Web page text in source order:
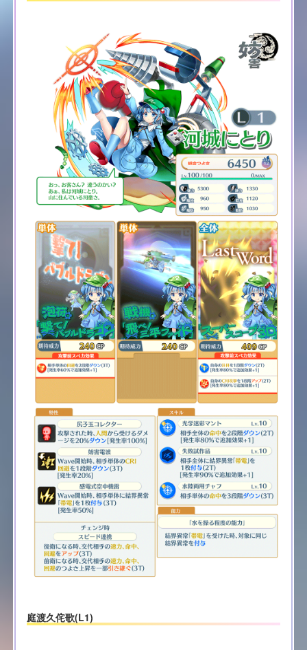
庭渡久侘歌(L1)